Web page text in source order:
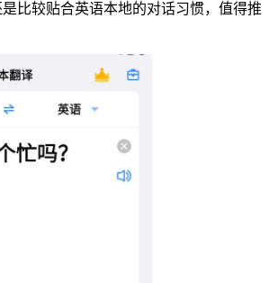
比较贴合英语本地的对话习惯，值得推